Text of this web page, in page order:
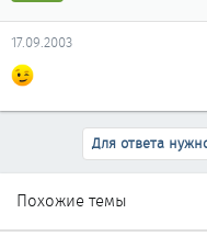
17.09.2003
Для ответа
Похожие темы